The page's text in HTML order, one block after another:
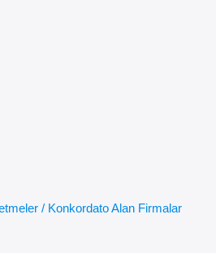
/ Konkordato Alan Firmalar